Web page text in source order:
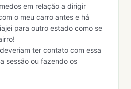
em relação a dirigir
o meu carro antes e há
para outro estado como se
ter contato com essa
sessão ou fazendo os